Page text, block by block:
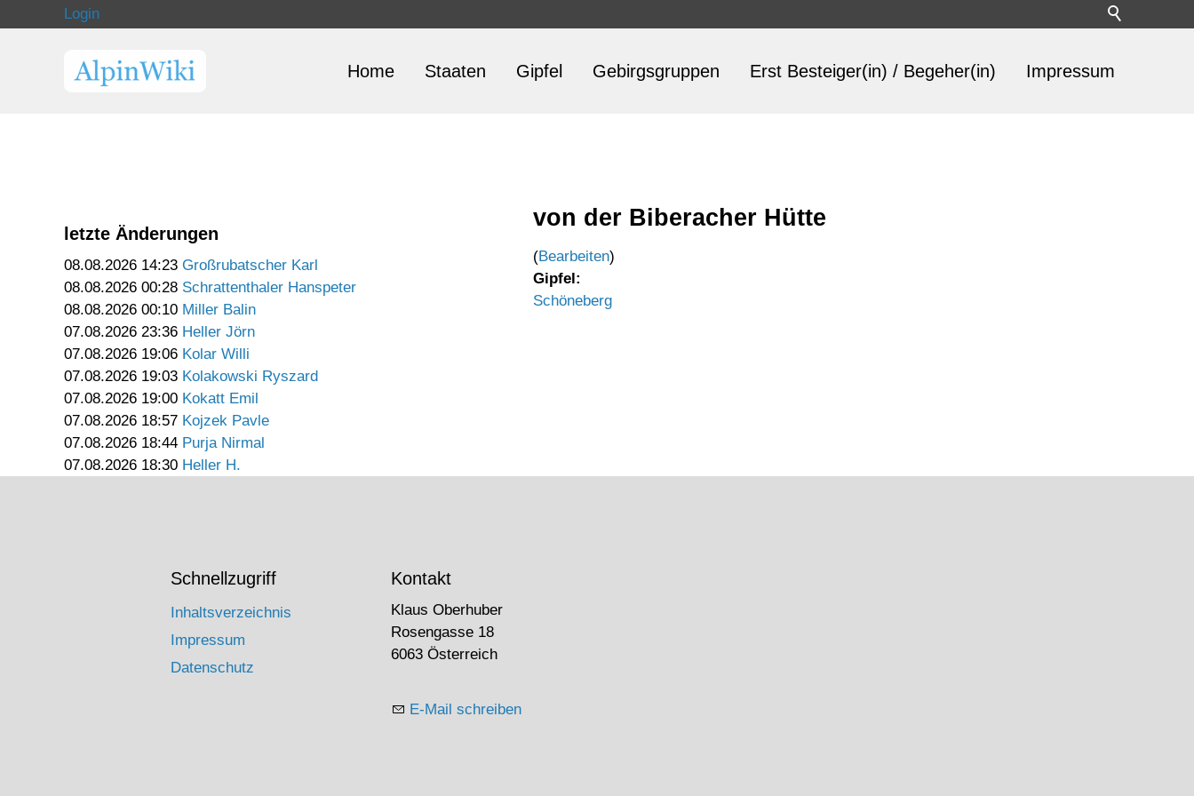
Login
Home Staaten Gipfel Gebirgsgruppen Erst Besteiger(in) / Begeher(in) Impressum
letzte Änderungen
08.08.2026 14:23 Großrubatscher Karl
08.08.2026 00:28 Schrattenthaler Hanspeter
08.08.2026 00:10 Miller Balin
07.08.2026 23:36 Heller Jörn
07.08.2026 19:06 Kolar Willi
07.08.2026 19:03 Kolakowski Ryszard
07.08.2026 19:00 Kokatt Emil
07.08.2026 18:57 Kojzek Pavle
07.08.2026 18:44 Purja Nirmal
07.08.2026 18:30 Heller H.
von der Biberacher Hütte
(Bearbeiten)
Gipfel:
Schöneberg
Schnellzugriff
Inhaltsverzeichnis
Impressum
Datenschutz
Kontakt
Klaus Oberhuber
Rosengasse 18
6063 Österreich
E-Mail schreiben